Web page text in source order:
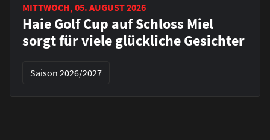
MITTWOCH, 05. AUGUST 2026
Haie Golf Cup auf Schloss Miel
sorgt für viele glückliche Gesichter
Saison 2026/2027